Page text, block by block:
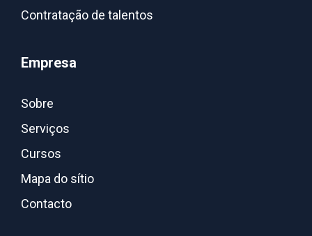
Contratação de talentos
Empresa
Sobre
Serviços
Cursos
Mapa do sítio
Contacto